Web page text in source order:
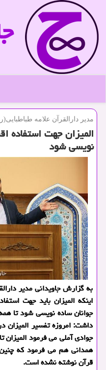
مدیر دارالقرآن علامه
المیزان جهت استفاده
نویسی شود
به گزارش جاویدانی مدیر
اینكه المیزان باید جهت
جوانان ساده نویسی شود تا همه
داشت: امروزه تفسیر المیزان
جوادی آملی می فرمود المیزان
همدانی هم می فرمود كه
قرآن نوشته نشده است.